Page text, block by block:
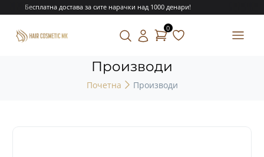
Бесплатна достава за сите нарачки над 1000 денари!
0
Производи
Почетна Производи